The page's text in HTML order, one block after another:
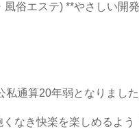
俗エステ) **やさしい開
通算20年弱となりました
なき快楽を楽しめるよ